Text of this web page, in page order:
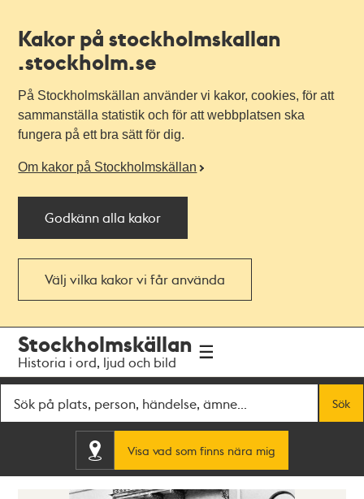
Kakor på stockholmskallan
.stockholm.se
På Stockholmskällan använder vi kakor, cookies, för att
sammanställa statistik och för att webbplatsen ska
fungera på ett bra sätt för dig.
Om kakor på Stockholmskällan
Godkänn alla kakor
Välj vilka kakor vi får använda
navigationen
huvudinnehållet
Stockholmskällan
Historia i ord, ljud och bild
Sök
Visa vad som finns nära mig